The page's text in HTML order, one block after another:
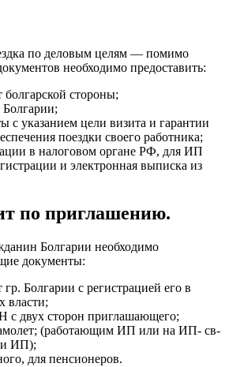
по деловым целям — помимо
необходимо предоставить:
стороны;
с указанием цели визита и гарантии
поездки своего работника;
в налоговом органе РФ, для ИП
и электронная выписка из
по приглашению.
Болгарии необходимо
документы:
Болгарии с регистрацией его в
власти;
с двух сторон приглашающего;
(работающим ИП или на ИП- св-
ИП);
для пенсионеров.